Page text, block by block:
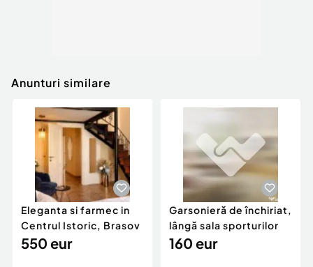
Anunturi similare
Eleganta si farmec in
Centrul Istoric, Brasov
550 eur
Garsonieră de închiriat,
lângă sala sporturilor
160 eur